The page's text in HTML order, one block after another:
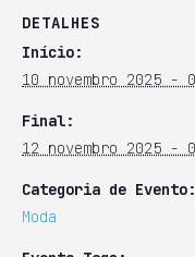
DETALHES
Início:
10 novembro 2025 -
Final:
12 novembro 2025 -
Categoria de Evento:
Moda